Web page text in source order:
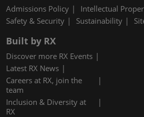
Admissions Policy Intellectual
Safety & Security
Sustainability
Built by RX
Discover more RX Events
Latest RX News
Careers at RX, join the
team
Inclusion & Diversity at
RX